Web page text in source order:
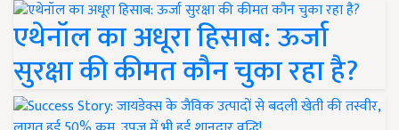
एथेनॉल का अधूरा हिसाब: ऊर्जा
सुरक्षा की कीमत कौन चुका रहा है?